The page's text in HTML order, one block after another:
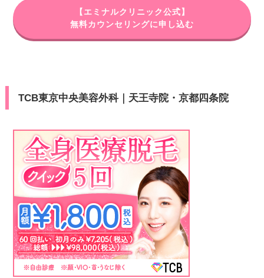
【エミナルクリニック公式】
無料カウンセリングに申し込む
TCB東京中央美容外科｜天王寺院・京都四条院